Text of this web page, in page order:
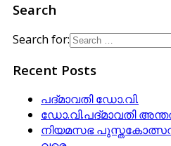
Search
Search for:
Recent Posts
പദ്മാവതി ഡോ.വി.
ഡോ.വി.പദ്മാവതി
നിയമസഭ